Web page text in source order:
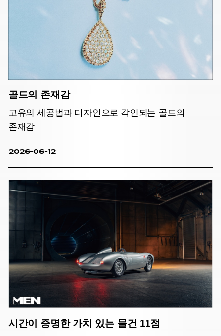
골드의 존재감
고유의 세공법과 디자인으로 각인되는 골드의
존재감
2026-06-12
시간이 증명한 가치 있는 물건 11점